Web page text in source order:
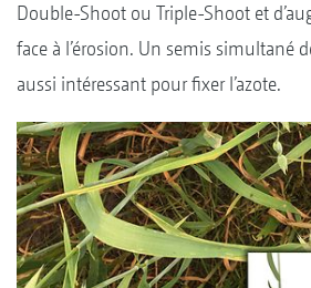
Double-Shoot ou Triple-Shoot et
face à l’érosion. Un semis simultané
aussi intéressant pour fixer l’azote.